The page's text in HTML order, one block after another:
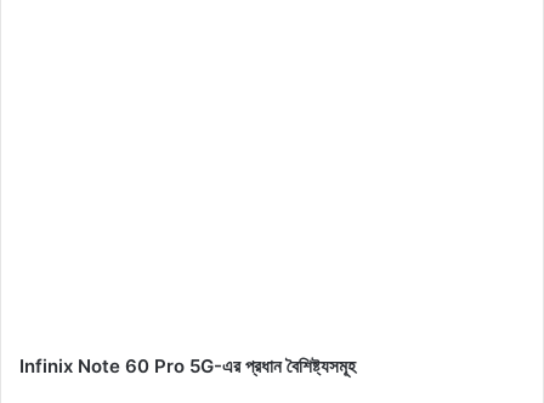
Infinix Note 60 Pro 5G-এর প্রধান বৈশিষ্ট্যসমূহ